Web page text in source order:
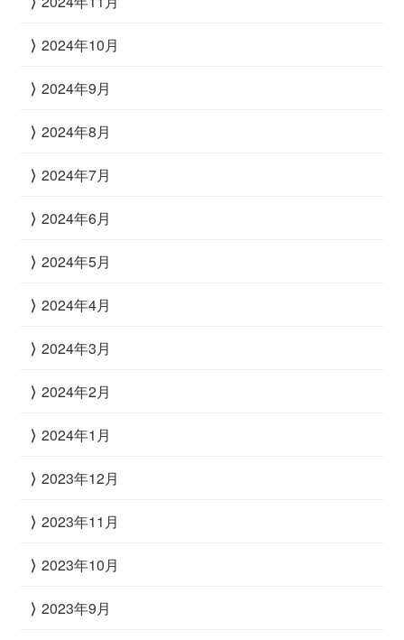
2024年10月
2024年9月
2024年8月
2024年7月
2024年6月
2024年5月
2024年4月
2024年3月
2024年2月
2024年1月
2023年12月
2023年11月
2023年10月
2023年9月